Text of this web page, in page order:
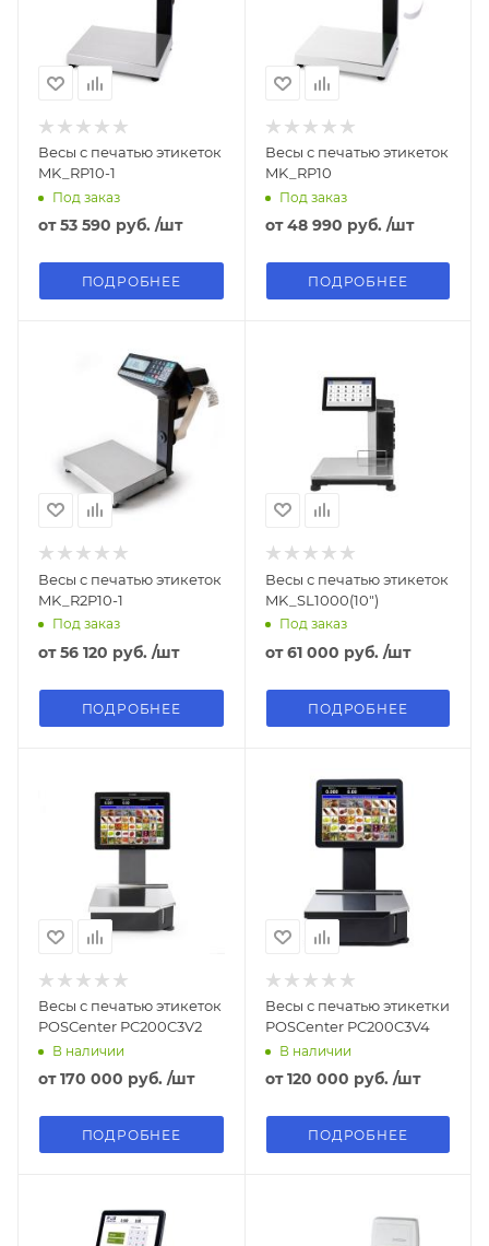
Весы с печатью этикеток
MK_RP10-1
Под заказ
от53 590 руб. /шт
ПОДРОБНЕЕ
Весы с печатью этикеток
MK_RP10
Под заказ
от48 990 руб. /шт
ПОДРОБНЕЕ
Весы с печатью этикеток
MK_R2P10-1
Под заказ
от56 120 руб. /шт
ПОДРОБНЕЕ
Весы с печатью этикеток
MK_SL1000(10")
Под заказ
от61 000 руб. /шт
ПОДРОБНЕЕ
Весы с печатью этикеток
POSCenter PC200C3V2
В наличии
от170 000 руб. /шт
ПОДРОБНЕЕ
Весы с печатью этикетки
POSCenter PC200C3V4
В наличии
от120 000 руб. /шт
ПОДРОБНЕЕ